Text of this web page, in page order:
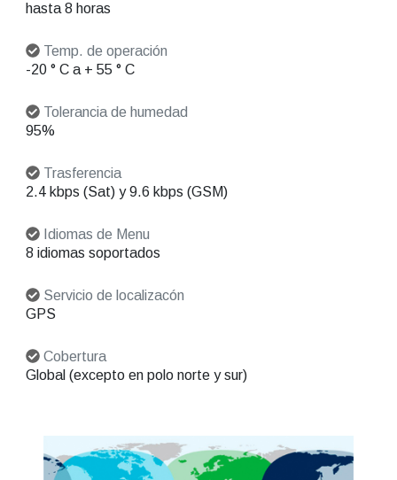
hasta 8 horas
Temp. de operación
-20 ° C a + 55 ° C
Tolerancia de humedad
95%
Trasferencia
2.4 kbps (Sat) y 9.6 kbps (GSM)
Idiomas de Menu
8 idiomas soportados
Servicio de localizacón
GPS
Cobertura
Global (excepto en polo norte y sur)